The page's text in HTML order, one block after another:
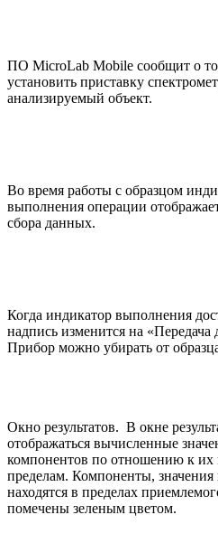
ПО MicroLab Mobile сообщит о
установить приставку
анализируемый объект.
Во время работы с образцом
выполнения операции
сбора данных.
Когда индикатор выполнения
надпись изменится на «Передача
Прибор можно убирать от
Окно результатов. В окне
отображаться вычисленные
компонентов по отношению к их
пределам. Компоненты, значения
находятся в пределах
помечены зеленым цветом.